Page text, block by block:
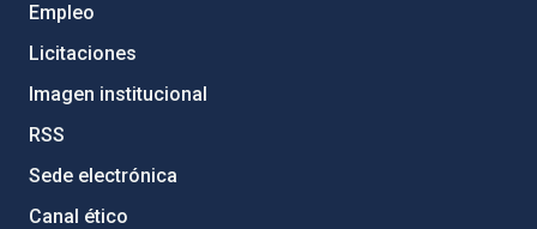
Empleo
Licitaciones
Imagen institucional
RSS
Sede electrónica
Canal ético